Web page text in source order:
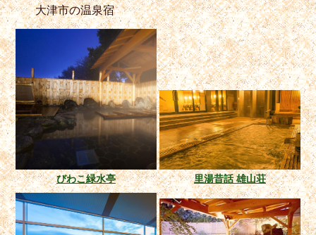
大津市の温泉宿
びわこ緑水亭 里湯昔話 雄山荘